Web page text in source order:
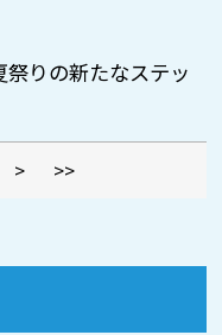
りの新たなステッ
> >>